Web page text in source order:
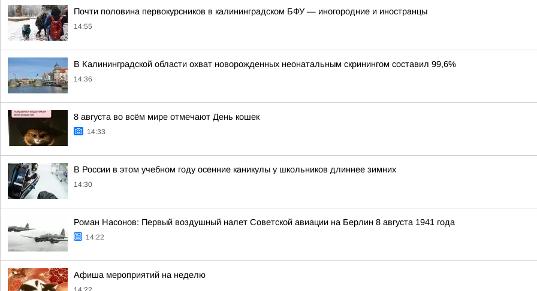
Почти половина первокурсников в калининградском БФУ — иногородние и иностранцы
14:55
В Калининградской области охват новорожденных неонатальным скринингом составил 99,6%
14:36
8 августа во всём мире отмечают День кошек
14:33
В России в этом учебном году осенние каникулы у школьников длиннее зимних
14:30
Роман Насонов: Первый воздушный налет Советской авиации на Берлин 8 августа 1941 года
14:22
Афиша мероприятий на неделю